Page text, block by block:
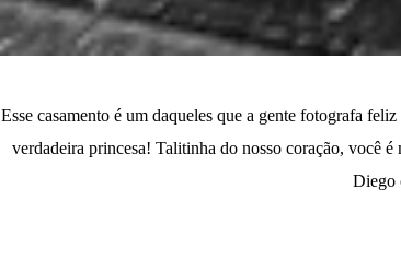
Esse casamento é um daqueles que a gente fotografa
verdadeira princesa! Talitinha do nosso coração, você
Diego